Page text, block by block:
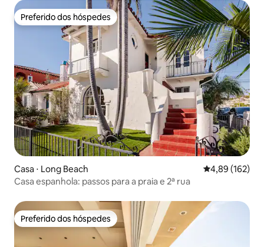
Preferido dos hóspedes
Preferido dos hóspedes
Casa ⋅ Long Beach 4,89 de uma
4,89 (162)
Casa espanhola: passos para a praia e 2ª rua
Preferido dos hóspedes
Preferido dos hóspedes